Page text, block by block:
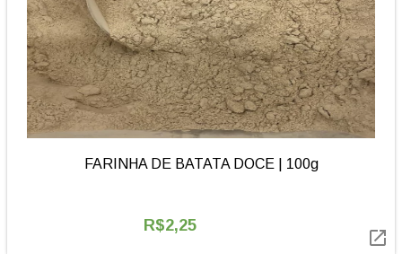
FARINHA DE BATATA DOCE | 100g
R$2,25
